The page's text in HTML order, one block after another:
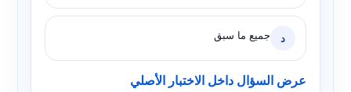
د جميع ما سبق
عرض السؤال داخل الاختبار الأصلي